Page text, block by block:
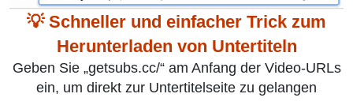
💡 Schneller und einfacher Trick zum
Herunterladen von Untertiteln
Geben Sie „getsubs.cc/“ am Anfang der Video-URLs
ein, um direkt zur Untertitelseite zu gelangen